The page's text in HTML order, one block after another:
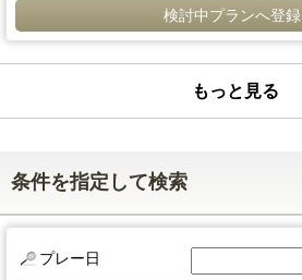
検討中プランへ登録
もっと見る
条件を指定して検索
プレー日